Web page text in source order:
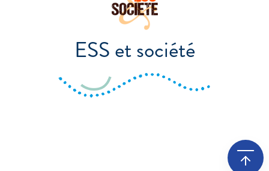
ESS et société